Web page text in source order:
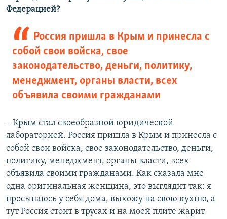
Федерацией?
Россия пришла в Крым и принесла с
собой свои войска, свое
законодательство, деньги, политику,
менеджмент, органы власти, всех
объявила своими гражданами
– Крым стал своеобразной юридической
лабораторией. Россия пришла в Крым и принесла с
собой свои войска, свое законодательство, деньги,
политику, менеджмент, органы власти, всех
объявила своими гражданами. Как сказала мне
одна оригинальная женщина, это выглядит так: я
просыпаюсь у себя дома, выхожу на свою кухню, а
тут Россия стоит в трусах и на моей плите жарит